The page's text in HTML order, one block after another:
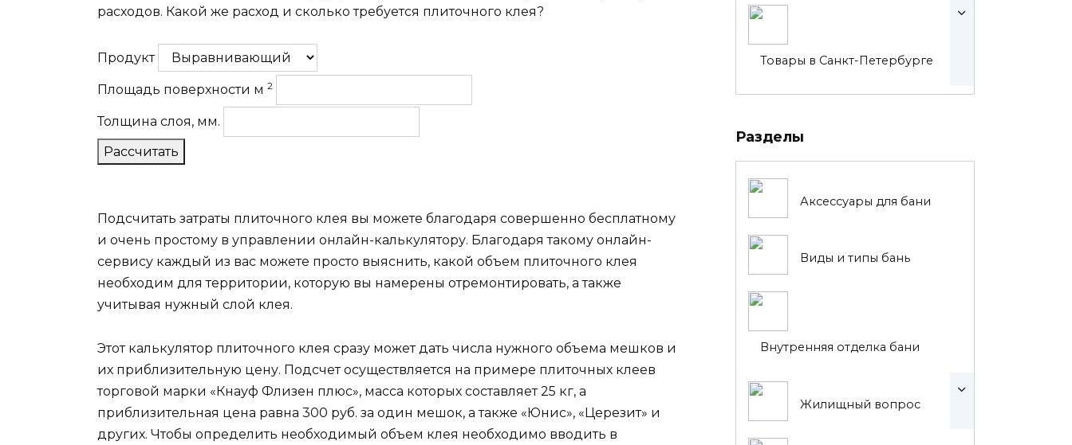
расходов. Какой же расход и сколько требуется плиточного клея?
Продукт
Площадь поверхности м 2
Толщина слоя, мм.
Рассчитать
Подсчитать затраты плиточного клея вы можете благодаря совершенно бесплатному
и очень простому в управлении онлайн-калькулятору. Благодаря такому онлайн-
сервису каждый из вас можете просто выяснить, какой объем плиточного клея
необходим для территории, которую вы намерены отремонтировать, а также
учитывая нужный слой клея.
Этот калькулятор плиточного клея сразу может дать числа нужного объема мешков и
их приблизительную цену. Подсчет осуществляется на примере плиточных клеев
торговой марки «Кнауф Флизен плюс», масса которых составляет 25 кг, а
приблизительная цена равна 300 руб. за один мешок, а также «Юнис», «Церезит» и
других. Чтобы определить необходимый объем клея необходимо вводить в
Товары в Санкт-Петербурге
Разделы
Аксессуары для бани
Виды и типы бань
Внутренняя отделка бани
Жилищный вопрос